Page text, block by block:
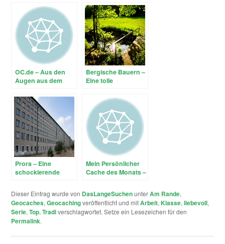
OC.de – Aus den
Augen aus dem
damit um?
Bergische Bauern –
Eine tolle
durch die
Wupperberge
Prora – Eine
schockierende
Mein Persönlicher
Cache des Monats –
Dieser Eintrag wurde von DasLangeSuchenunterAm Rande,
Geocaches,Geocachingveröffentlicht und mitArbeit,Klasse,liebevoll,
Serie,Top,Tradiverschlagwortet. Setze ein Lesezeichen für den
Permalink.